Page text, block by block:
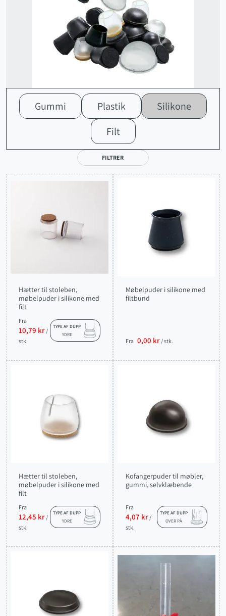
Gummi Plastik
Silikone
Filt
FILTRER
Hætter til stoleben,
møbelpuder i silikone med
filt
Fra
10,79 kr /
stk.
TYPE AF DUPP
YDRE
Møbelpuder i silikone med
filtbund
Fra 0,00 kr / stk.
Hætter til stoleben,
møbelpuder i silikone med
filt
Fra
12,45 kr /
stk.
TYPE AF DUPP
YDRE
Kofangerpuder til møbler,
gummi, selvklæbende
Fra
4,07 kr /
stk.
TYPE AF DUPP
OVER PÅ